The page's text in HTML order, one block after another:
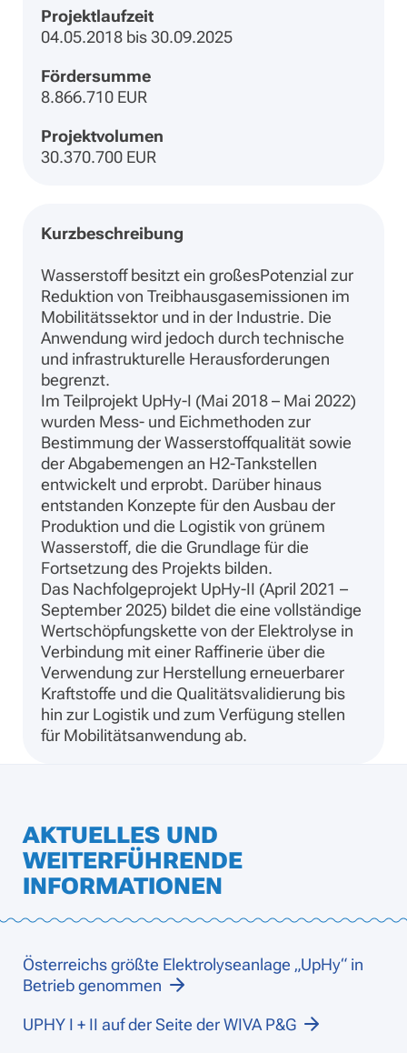
Projektlaufzeit
04.05.2018 bis 30.09.2025
Fördersumme
8.866.710 EUR
Projektvolumen
30.370.700 EUR
Kurzbeschreibung
Wasserstoff besitzt ein großesPotenzial zur
Reduktion von Treibhausgasemissionen im
Mobilitätssektor und in der Industrie. Die
Anwendung wird jedoch durch technische
und infrastrukturelle Herausforderungen
begrenzt.
Im Teilprojekt UpHy-I (Mai 2018 – Mai 2022)
wurden Mess- und Eichmethoden zur
Bestimmung der Wasserstoffqualität sowie
der Abgabemengen an H2-Tankstellen
entwickelt und erprobt. Darüber hinaus
entstanden Konzepte für den Ausbau der
Produktion und die Logistik von grünem
Wasserstoff, die die Grundlage für die
Fortsetzung des Projekts bilden.
Das Nachfolgeprojekt UpHy-II (April 2021 –
September 2025) bildet die eine vollständige
Wertschöpfungskette von der Elektrolyse in
Verbindung mit einer Raffinerie über die
Verwendung zur Herstellung erneuerbarer
Kraftstoffe und die Qualitätsvalidierung bis
hin zur Logistik und zum Verfügung stellen
für Mobilitätsanwendung ab.
AKTUELLES UND
WEITERFÜHRENDE
INFORMATIONEN
Österreichs größte Elektrolyseanlage „UpHy“ in
Betrieb genommen
UPHY I + II auf der Seite der WIVA P&G